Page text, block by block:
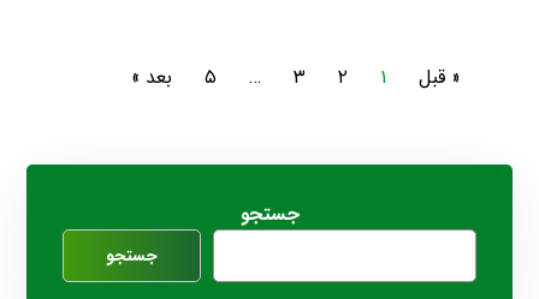
« قبل ۱ ۲ ۳ … ۵ بعد »
جستجو
جستجو